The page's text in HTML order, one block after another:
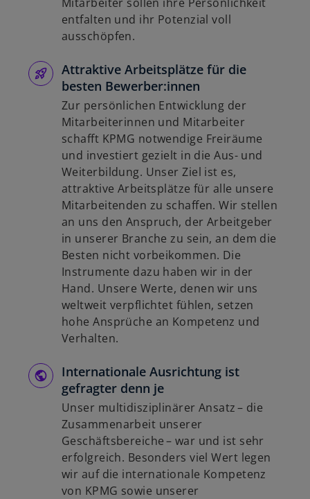
entfalten und ihr Potenzial voll
ausschöpfen.
Attraktive Arbeitsplätze für die
besten Bewerber:innen
Zur persönlichen Entwicklung der
Mitarbeiterinnen und Mitarbeiter
schafft KPMG notwendige Freiräume
und investiert gezielt in die Aus- und
Weiterbildung. Unser Ziel ist es,
attraktive Arbeitsplätze für alle unsere
Mitarbeitenden zu schaffen. Wir stellen
an uns den Anspruch, der Arbeitgeber
in unserer Branche zu sein, an dem die
Besten nicht vorbeikommen. Die
Instrumente dazu haben wir in der
Hand. Unsere Werte, denen wir uns
weltweit verpflichtet fühlen, setzen
hohe Ansprüche an Kompetenz und
Verhalten.
Internationale Ausrichtung ist
gefragter denn je
Unser multidisziplinärer Ansatz – die
Zusammenarbeit unserer
Geschäftsbereiche – war und ist sehr
erfolgreich. Besonders viel Wert legen
wir auf die internationale Kompetenz
von KPMG sowie unserer